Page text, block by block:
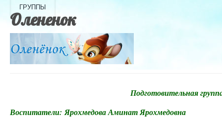
ГРУППЫ
Олененок
Подготовительная
Воспитатели:Ярохмедова Аминат Ярохмедовна